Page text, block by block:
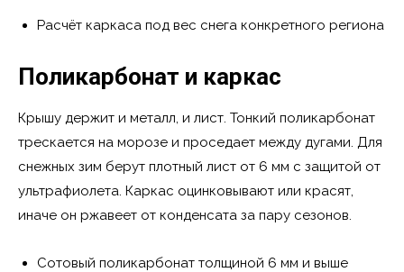
Расчёт каркаса под вес снега конкретного региона
Поликарбонат и каркас
Крышу держит и металл, и лист. Тонкий поликарбонат
трескается на морозе и проседает между дугами. Для
снежных зим берут плотный лист от 6 мм с защитой от
ультрафиолета. Каркас оцинковывают или красят,
иначе он ржавеет от конденсата за пару сезонов.
Сотовый поликарбонат толщиной 6 мм и выше